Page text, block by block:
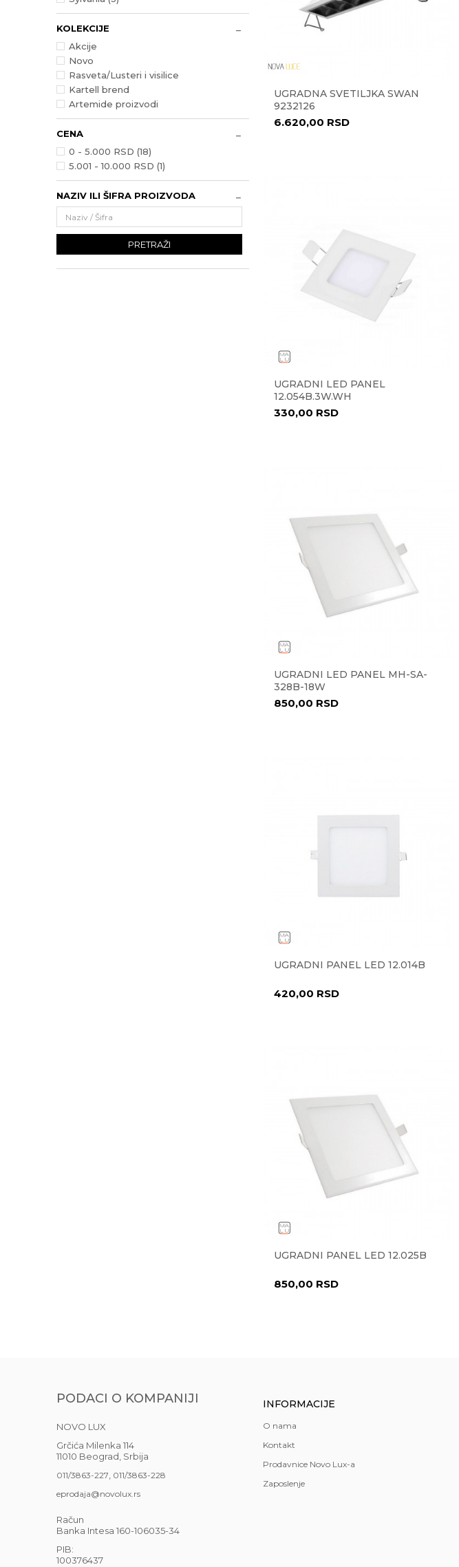
KOLEKCIJE
Akcije
Novo
Rasveta/Lusteri i visilice
Kartell brend
Artemide proizvodi
CENA
0 - 5.000 RSD (18)
5.001 - 10.000 RSD (1)
NAZIV ILI ŠIFRA PROIZVODA
PRETRAŽI
UGRADNA SVETILJKA SWAN
9232126
6.620,00 RSD
UGRADNI LED PANEL
12.054B.3W.WH
330,00 RSD
UGRADNI LED PANEL MH-SA-
328B-18W
850,00 RSD
UGRADNI PANEL LED 12.014B
420,00 RSD
UGRADNI PANEL LED 12.025B
850,00 RSD
PODACI O KOMPANIJI
NOVO LUX
Grčića Milenka 114
11010 Beograd, Srbija
011/3863-227 011/3863-228
eprodaja@novolux.rs
Račun
Banka Intesa 160-106035-34
PIB:
100376437
INFORMACIJE
O nama
Kontakt
Prodavnice Novo Lux-a
Zaposlenje